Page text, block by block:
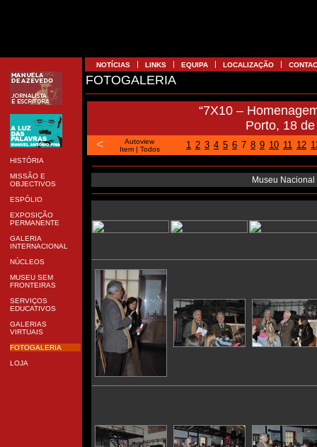
HISTÓRIA
MISSÃO E
OBJECTIVOS
ESPÓLIO
EXPOSIÇÃO
PERMANENTE
GALERIA
INTERNACIONAL
NÚCLEOS
MUSEU SEM
FRONTEIRAS
SERVIÇOS
EDUCATIVOS
GALERIAS
VIRTUAIS
FOTOGALERIA
LOJA
NOTÍCIAS LINKS EQUIPA LOCALIZAÇÃO
FOTOGALERIA
“7X10 –
Porto, 18
<
Autoview
Item| Todos 1 2 3 4 5 6 7 8 9 10 11 12
Museu